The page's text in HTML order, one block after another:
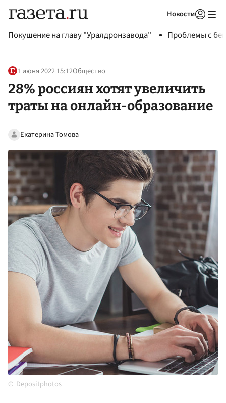
Новости
Покушение на главу "Уралдронзавода" Проблемы с
1 июня 2022 15:12Общество
28% россиян хотят увеличить
траты на онлайн-образование
Екатерина Томова
Depositphotos